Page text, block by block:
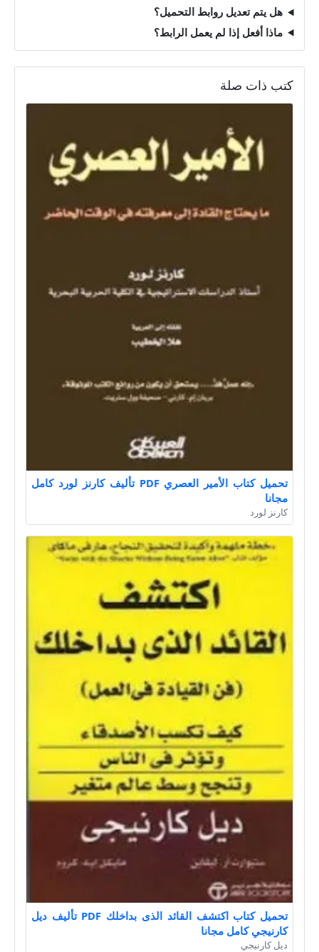
هل يتم تعديل روابط التحميل؟
ماذا أفعل إذا لم يعمل الرابط؟
كتب ذات صلة
تحميل كتاب الأمير العصري PDF تأليف كارنز لورد كامل
مجانا
كارنز لورد
تحميل كتاب اكتشف القائد الذى بداخلك PDF تأليف ديل
كارنيجي كامل مجانا
ديل كارنيجي